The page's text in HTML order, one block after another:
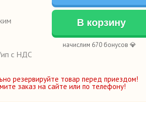
с НДС
В корзину
начислим 670 бонусов 💎
резервируйте товар перед приездом!
заказ на сайте или по телефону!